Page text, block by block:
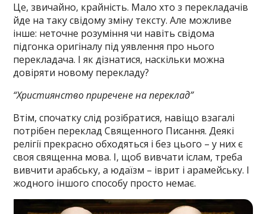
Це, звичайно, крайність. Мало хто з перекладачів
йде на таку свідому зміну тексту. Але можливе
інше: неточне розуміння чи навіть свідома
підгонка оригіналу під уявлення про нього
перекладача. І як дізнатися, наскільки можна
довіряти новому перекладу?
“Християнство приречене на переклад”
Втім, спочатку слід розібратися, навіщо взагалі
потрібен переклад Священного Писання. Деякі
релігії прекрасно обходяться і без цього – у них є
своя священна мова. І, щоб вивчати іслам, треба
вивчити арабську, а юдаїзм – іврит і арамейську. І
жодного іншого способу просто немає.